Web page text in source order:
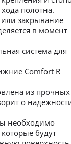
полотна.
закрывание
в момент
система для
Comfort R
из прочных
о
необходимо
будут